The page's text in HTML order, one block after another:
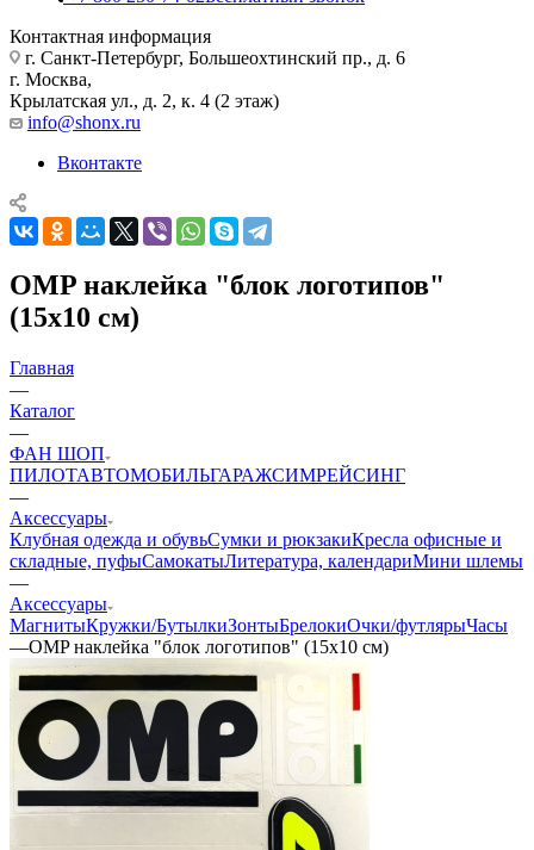
Контактная информация
г. Санкт-Петербург, Большеохтинский пр., д. 6
г. Москва,
Крылатская ул., д. 2, к. 4 (2 этаж)
info@shonx.ru
Вконтакте
OMP наклейка "блок логотипов"
(15х10 см)
Главная
—
Каталог
—
ФАН ШОП
ПИЛОТАВТОМОБИЛЬГАРАЖСИМРЕЙСИНГ
—
Аксессуары
Клубная одежда и обувьСумки и рюкзакиКресла офисные и
складные, пуфыСамокатыЛитература, календариМини шлемы
—
Аксессуары
МагнитыКружки/БутылкиЗонтыБрелокиОчки/футлярыЧасы
—OMP наклейка "блок логотипов" (15х10 см)